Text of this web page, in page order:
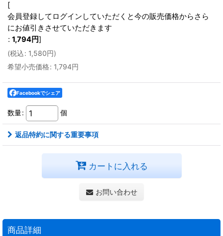
[
会員登録してログインしていただくと今の販売価格からさら
にお値引きさせていただきます
: 1,794円]
(税込: 1,580円)
希望小売価格: 1,794円
Facebookでシェア
数量: 個
返品特約に関する重要事項
カートに入れる
お問い合わせ
商品詳細